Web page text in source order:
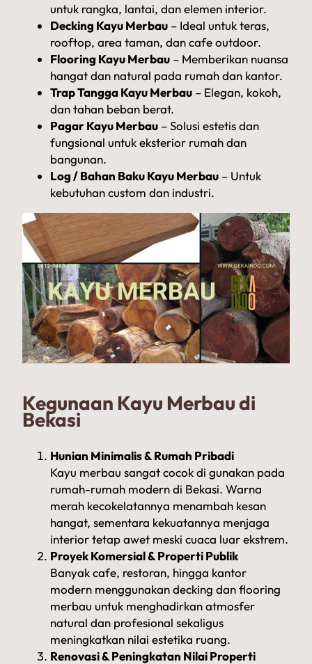
untuk rangka, lantai, dan elemen interior.
Decking Kayu Merbau – Ideal untuk teras,
rooftop, area taman, dan cafe outdoor.
Flooring Kayu Merbau – Memberikan nuansa
hangat dan natural pada rumah dan kantor.
Trap Tangga Kayu Merbau – Elegan, kokoh,
dan tahan beban berat.
Pagar Kayu Merbau – Solusi estetis dan
fungsional untuk eksterior rumah dan
bangunan.
Log / Bahan Baku Kayu Merbau – Untuk
kebutuhan custom dan industri.
Kegunaan Kayu Merbau di
Bekasi
Hunian Minimalis & Rumah Pribadi
Kayu merbau sangat cocok di gunakan pada
rumah-rumah modern di Bekasi. Warna
merah kecokelatannya menambah kesan
hangat, sementara kekuatannya menjaga
interior tetap awet meski cuaca luar ekstrem.
Proyek Komersial & Properti Publik
Banyak cafe, restoran, hingga kantor
modern menggunakan decking dan flooring
merbau untuk menghadirkan atmosfer
natural dan profesional sekaligus
meningkatkan nilai estetika ruang.
Renovasi & Peningkatan Nilai Properti